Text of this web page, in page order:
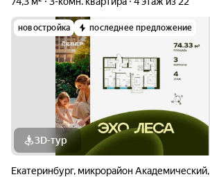
новостройка последнее предложение
3D-тур
Екатеринбург, микрорайон Академический,